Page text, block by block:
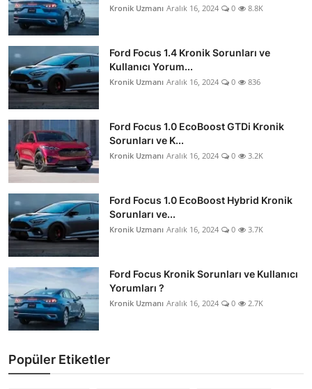
Kronik Uzmanı Aralık 16, 2024 0 8.8K
Ford Focus 1.4 Kronik Sorunları ve
Kullanıcı Yorum...
Kronik Uzmanı Aralık 16, 2024 0 836
Ford Focus 1.0 EcoBoost GTDi Kronik
Sorunları ve K...
Kronik Uzmanı Aralık 16, 2024 0 3.2K
Ford Focus 1.0 EcoBoost Hybrid Kronik
Sorunları ve...
Kronik Uzmanı Aralık 16, 2024 0 3.7K
Ford Focus Kronik Sorunları ve Kullanıcı
Yorumları ?
Kronik Uzmanı Aralık 16, 2024 0 2.7K
Popüler Etiketler